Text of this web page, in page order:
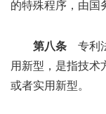
的特殊程序，由国
第八条 专利
用新型，是指技术
或者实用新型。